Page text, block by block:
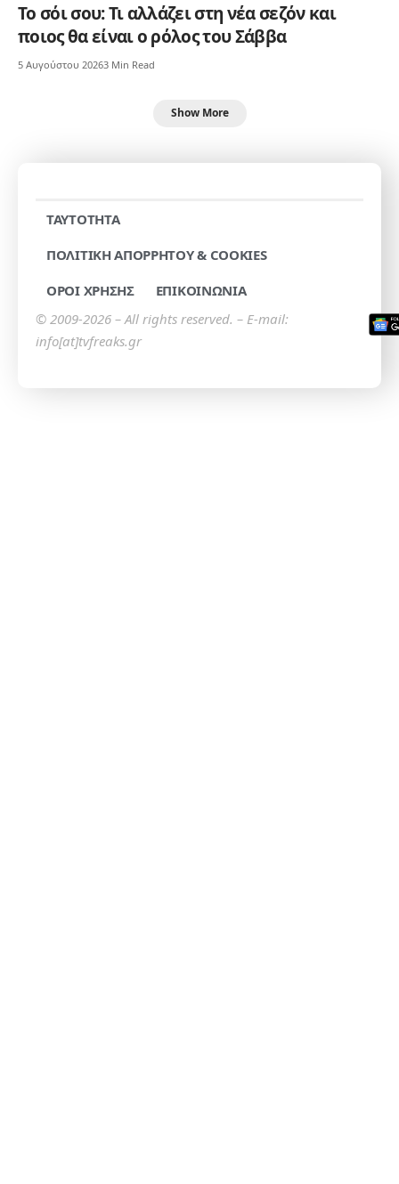
Το σόι σου: Τι αλλάζει στη νέα σεζόν και
ποιος θα είναι ο ρόλος του Σάββα
5 Αυγούστου 20263 Min Read
Show More
TAYTOTHTA
ΠΟΛΙΤΙΚΗ ΑΠΟΡΡΗΤΟΥ & COOKIES
ΟΡΟΙ ΧΡΗΣΗΣ
ΕΠΙΚΟΙΝΩΝΙΑ
© 2009-2026 – All rights reserved. – E-mail:
info[at]tvfreaks.gr